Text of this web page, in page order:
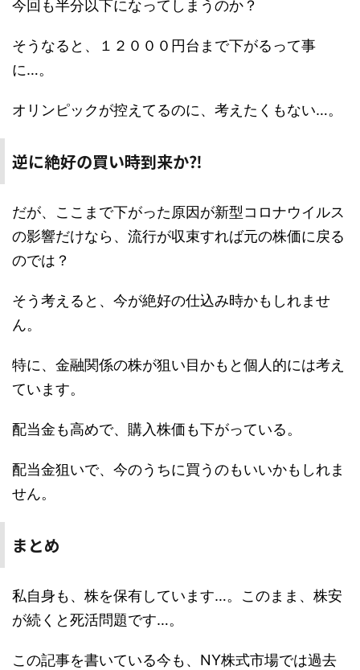
今回も半分以下になってしまうのか？
そうなると、１２０００円台まで下がるって事
に…。
オリンピックが控えてるのに、考えたくもない…。
逆に絶好の買い時到来か⁈
だが、ここまで下がった原因が新型コロナウイルス
の影響だけなら、流行が収束すれば元の株価に戻る
のでは？
そう考えると、今が絶好の仕込み時かもしれませ
ん。
特に、金融関係の株が狙い目かもと個人的には考え
ています。
配当金も高めで、購入株価も下がっている。
配当金狙いで、今のうちに買うのもいいかもしれま
せん。
まとめ
私自身も、株を保有しています…。このまま、株安
が続くと死活問題です…。
この記事を書いている今も、NY株式市場では過去